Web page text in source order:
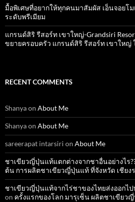
มื้อพิเศษที่อยากให้ทุกคนมาสัมผัส เอ็นจอยโ
ระดับพรีเมียม
แกรนด์สิริ​ รีสอร์ท​ เขาใหญ่​-Grandsiri​
ขยายครอบครัว แกรนด์สิริ รีสอร์ท เขาใหญ่
RECENT COMMENTS
Shanyaon About Me
Shanyaon About Me
sareerapat intarsiri on About Me
ชาเขียวญี่ปุ่นแท้แตกต่างจากชาอื่นอย่างไร
ต้น การผลิตชาเขียวญี่ปุ่นแท้ ที่จังหวัด เชียง
ชาเขียวญี่ปุ่นแท้จากไร่ชาของไทยส่งออกไ
on ครั้งแรกของโลก มารุเซ็น ผลิตชาเขียว